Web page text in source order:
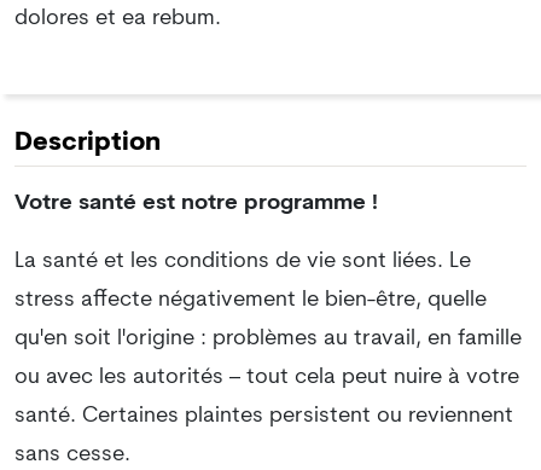
dolores et ea rebum.
Description
Votre santé est notre programme !
La santé et les conditions de vie sont liées. Le
stress affecte négativement le bien-être, quelle
qu'en soit l'origine : problèmes au travail, en famille
ou avec les autorités – tout cela peut nuire à votre
santé. Certaines plaintes persistent ou reviennent
sans cesse.